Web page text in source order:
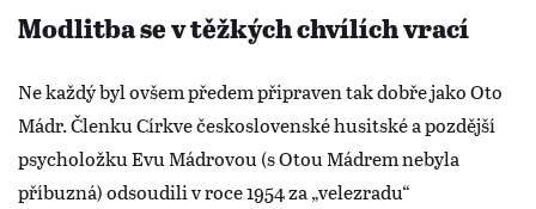
Modlitba se v těžkých chvílích vrací
Ne každý byl ovšem předem připraven tak dobře jako Oto
Mádr. Členku Církve československé husitské a pozdější
psycholožku Evu Mádrovou (s Otou Mádrem nebyla
příbuzná) odsoudili v roce 1954 za „velezradu“